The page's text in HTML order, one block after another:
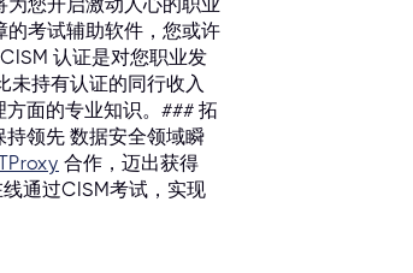
您开启激动人心的职业
考试辅助软件，您或许
CISM 认证是对您职业发
未持有认证的同行收入
面的专业知识。### 拓
领先 数据安全领域瞬
合作，迈出获得
通过CISM考试，实现